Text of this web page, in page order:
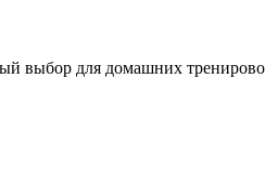
выбор для домашних